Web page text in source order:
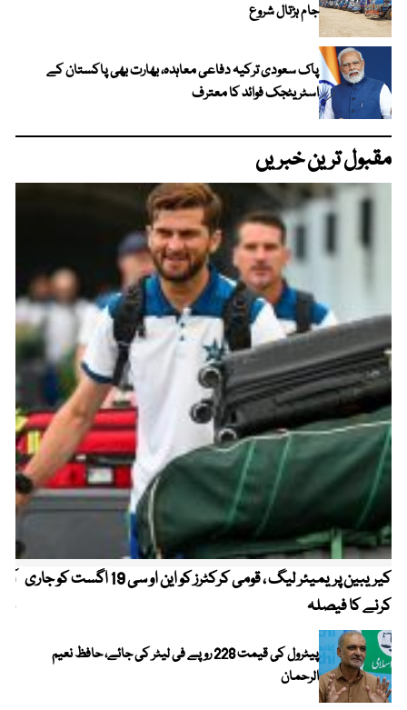
جام ہڑتال شروع
پاک سعودی ترکیہ دفاعی معاہدہ، بھارت بھی پاکستان کے
اسٹریٹجک فوائد کا معترف
مقبول ترین خبریں
کیریبین پریمیئر لیگ ، قومی کرکٹرز کو این او سی 19 اگست کو جاری
کرنے کا فیصلہ
پیٹرول کی قیمت 228 روپے فی لیٹر کی جائے، حافظ نعیم
الرحمان